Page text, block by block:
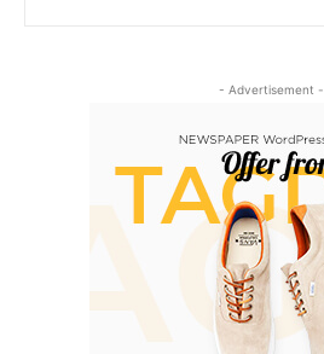
- Advertisement -